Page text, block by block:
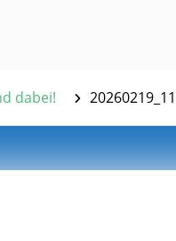
dabei!